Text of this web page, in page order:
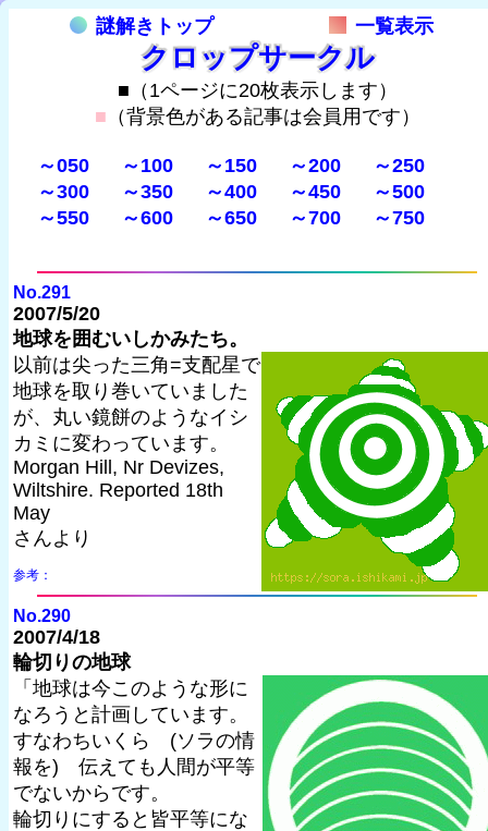
謎解きトップ 一覧表示
クロップサークル
■（1ページに20枚表示します）
■ （背景色がある記事は会員用です）
～050 ～100 ～150 ～200
～250
～300
～350 ～400 ～450
～500
～550
～600 ～650 ～700 ～750
No.291
2007/5/20
地球を囲むいしかみたち。
以前は尖った三角=支配星で
地球を取り巻いていました
が、丸い鏡餅のようなイシ
カミに変わっています。
Morgan Hill, Nr Devizes,
Wiltshire. Reported 18th
May
さんより
参考：
No.290
2007/4/18
輪切りの地球
「地球は今このような形に
なろうと計画しています。
すなわちいくら (ソラの情
報を) 伝えても人間が平等
でないからです。
輪切りにすると皆平等にな